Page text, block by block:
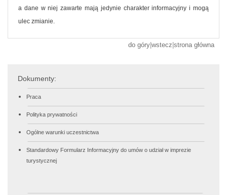
a dane w niej zawarte mają jedynie charakter informacyjny i mogą
ulec zmianie.
do góry wstecz strona główna
Dokumenty:
Praca
Polityka prywatności
Ogólne warunki uczestnictwa
Standardowy Formularz Informacyjny do umów o udział w imprezie
turystycznej